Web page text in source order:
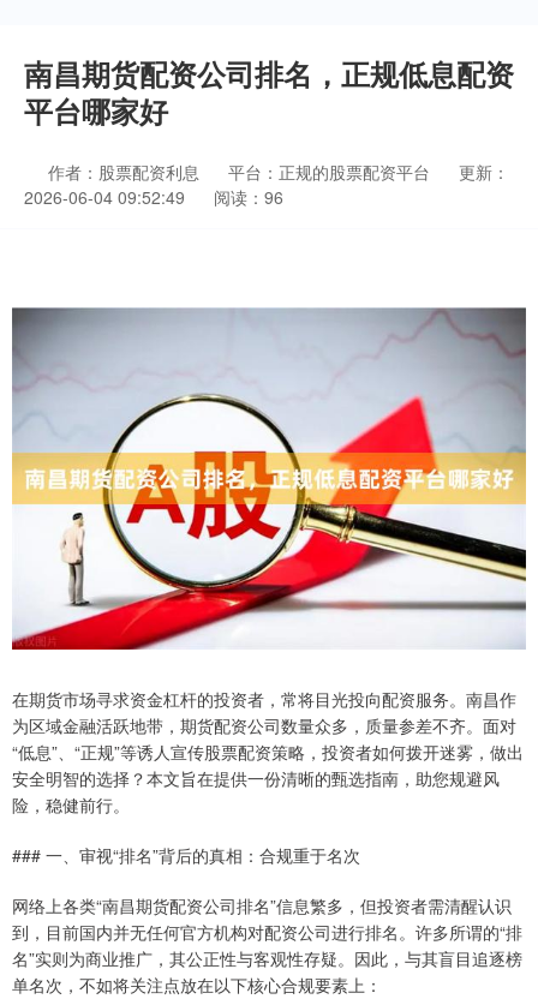
南昌期货配资公司排名，正规低息配资
平台哪家好
作者：股票配资利息 平台：正规的股票配资平台
更新：
2026-06-04 09:52:49
阅读：96
在期货市场寻求资金杠杆的投资者，常将目光投向配资服务。南昌作
为区域金融活跃地带，期货配资公司数量众多，质量参差不齐。面对
“低息”、“正规”等诱人宣传股票配资策略，投资者如何拨开迷雾，做出
安全明智的选择？本文旨在提供一份清晰的甄选指南，助您规避风
险，稳健前行。
### 一、审视“排名”背后的真相：合规重于名次
网络上各类“南昌期货配资公司排名”信息繁多，但投资者需清醒认识
到，目前国内并无任何官方机构对配资公司进行排名。许多所谓的“排
名”实则为商业推广，其公正性与客观性存疑。因此，与其盲目追逐榜
单名次，不如将关注点放在以下核心合规要素上：